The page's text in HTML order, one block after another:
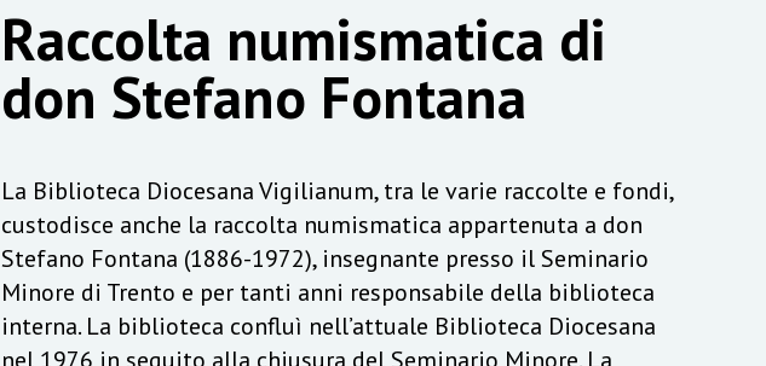
Raccolta numismatica di
don Stefano Fontana
La Biblioteca Diocesana Vigilianum, tra le varie raccolte e fondi,
custodisce anche la raccolta numismatica appartenuta a don
Stefano Fontana (1886-1972), insegnante presso il Seminario
Minore di Trento e per tanti anni responsabile della biblioteca
interna. La biblioteca confluì nell’attuale Biblioteca Diocesana